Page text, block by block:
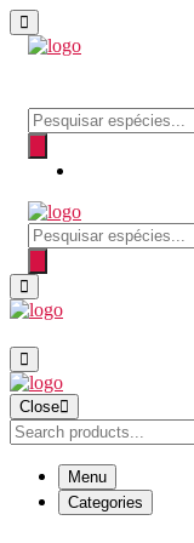
Pesquisar produtos
Pesquisar produtos
Close
Menu
Categories